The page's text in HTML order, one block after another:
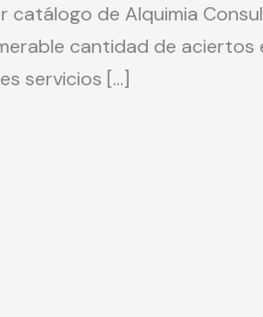
catálogo de Alquimia
cantidad de aciertos
servicios […]